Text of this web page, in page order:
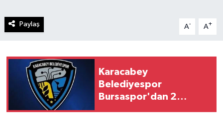
Paylaş A- A+
Karacabey
Belediyespor
Bursaspor'dan 2